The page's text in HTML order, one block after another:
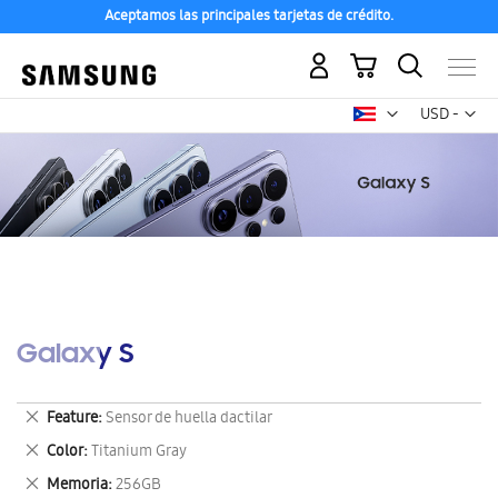
Aceptamos las principales tarjetas de crédito.
USD -
dólar
Mi carrito
Galaxy S
Feature Sensor de huella dactilar
Eliminar
este
artículo
Color Titanium Gray
Eliminar
este
Memoria 256GB
Eliminar